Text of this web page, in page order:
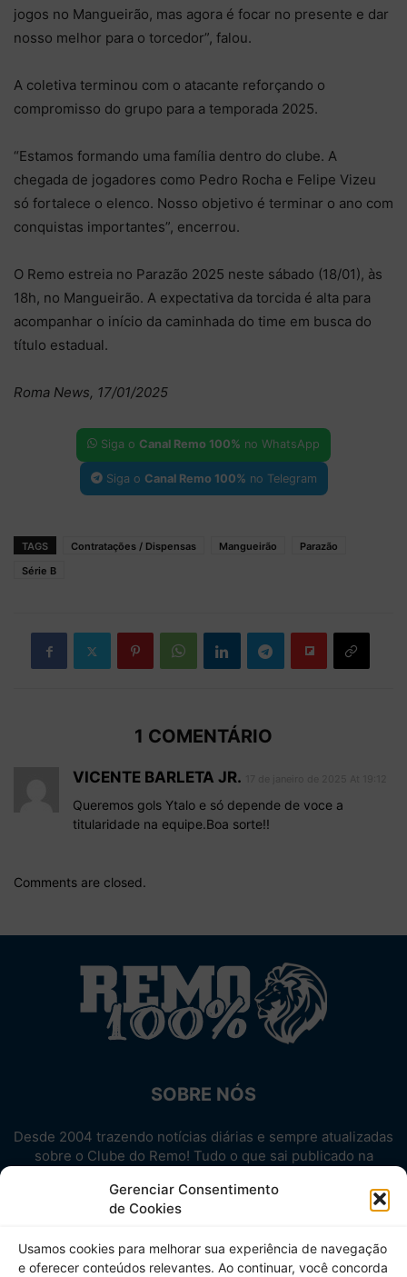
Gerenciar Consentimento
de Cookies
Usamos cookies para melhorar sua experiência de navegação
e oferecer conteúdos relevantes. Ao continuar, você concorda
jogos no Mangueirão, mas agora é focar no presente e dar
nosso melhor para o torcedor”, falou.
A coletiva terminou com o atacante reforçando o
compromisso do grupo para a temporada 2025.
“Estamos formando uma família dentro do clube. A
chegada de jogadores como Pedro Rocha e Felipe Vizeu
só fortalece o elenco. Nosso objetivo é terminar o ano com
conquistas importantes”, encerrou.
O Remo estreia no Parazão 2025 neste sábado (18/01), às
18h, no Mangueirão. A expectativa da torcida é alta para
acompanhar o início da caminhada do time em busca do
título estadual.
Roma News, 17/01/2025
Siga o Canal Remo 100% no WhatsApp
Siga o Canal Remo 100% no Telegram
TAGS Contratações / Dispensas Mangueirão
Parazão
Série B
1 COMENTÁRIO
VICENTE BARLETA JR.
Queremos gols Ytalo e só depende de voce a
titularidade na equipe.Boa sorte!!
Comments are closed.
SOBRE NÓS
Desde 2004 trazendo notícias diárias e sempre atualizadas
sobre o Clube do Remo! Tudo o que sai publicado na
Aproveite! Site não-oficial.
SIGA-NOS